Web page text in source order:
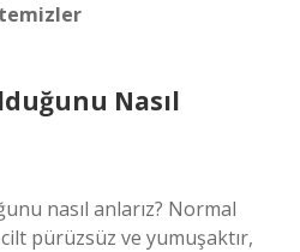
Nasıl
nasıl anlarız? Normal
pürüzsüz ve yumuşaktır,